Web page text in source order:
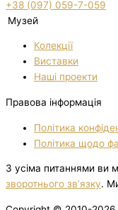
+38 (097) 059-7-059
Музей
Колекції
Виставки
Нашi проекти
Правова інформація
Політика
Політика щодо
З усіма питаннями ви
зворотнього зв’язку.